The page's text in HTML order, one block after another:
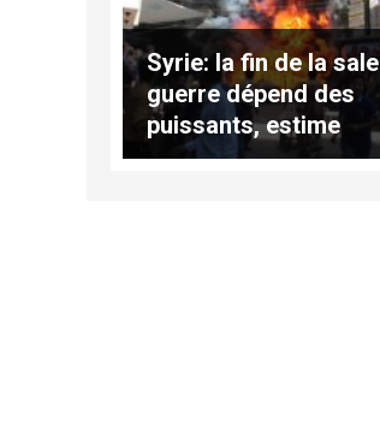
Syrie: la fin de la sale
guerre dépend des
puissants, estime
Mgr Marayati